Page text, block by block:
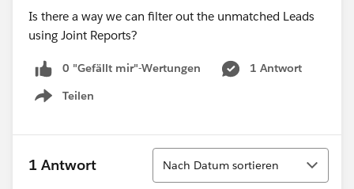
Is there a way we can filter out the unmatched Leads
using Joint Reports?
0 "Gefällt mir"-Wertungen
1 Antwort
Teilen
Show menu
1 Antwort
Sortieren
Nach Datum sortieren